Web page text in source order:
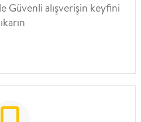
Güvenli alışverişin keyfini